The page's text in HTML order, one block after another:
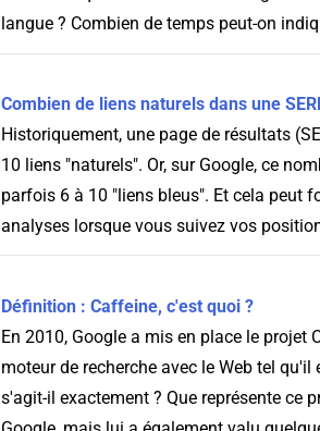
langue ? Combien de temps peut-on
Combien de liens naturels dans une
Historiquement, une page de résultats
10 liens "naturels". Or, sur Google, ce
parfois 6 à 10 "liens bleus". Et cela peut
analyses lorsque vous suivez vos
Définition : Caffeine, c'est quoi ?
En 2010, Google a mis en place le
moteur de recherche avec le Web tel
s'agit-il exactement ? Que représente ce